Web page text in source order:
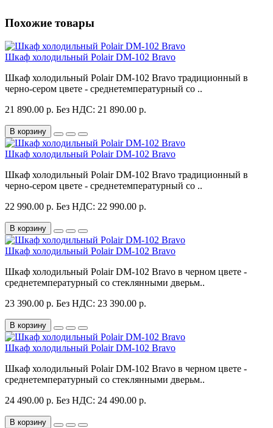
Похожие товары
Шкаф холодильный Polair DM-102 Bravo
Шкаф холодильный Polair DM-102 Bravo традиционный в
черно-сером цвете - среднетемпературный со ..
21 890.00 р. Без НДС: 21 890.00 р.
В корзину
Шкаф холодильный Polair DM-102 Bravo
Шкаф холодильный Polair DM-102 Bravo традиционный в
черно-сером цвете - среднетемпературный со ..
22 990.00 р. Без НДС: 22 990.00 р.
В корзину
Шкаф холодильный Polair DM-102 Bravo
Шкаф холодильный Polair DM-102 Bravo в черном цвете -
среднетемпературный со стеклянными дверьм..
23 390.00 р. Без НДС: 23 390.00 р.
В корзину
Шкаф холодильный Polair DM-102 Bravo
Шкаф холодильный Polair DM-102 Bravo в черном цвете -
среднетемпературный со стеклянными дверьм..
24 490.00 р. Без НДС: 24 490.00 р.
В корзину